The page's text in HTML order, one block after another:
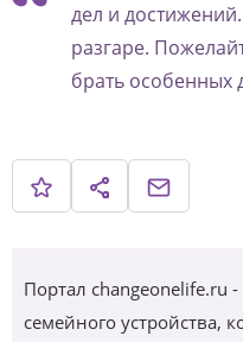
дел и
разгаре.
брать особенных
Портал changeonelife.ru
семейного устройства,